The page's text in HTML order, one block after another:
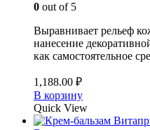
0 out of 5
Выравнивает рельеф
нанесение
как самостоятельное
1,188.00 ₽
В корзину
Quick View